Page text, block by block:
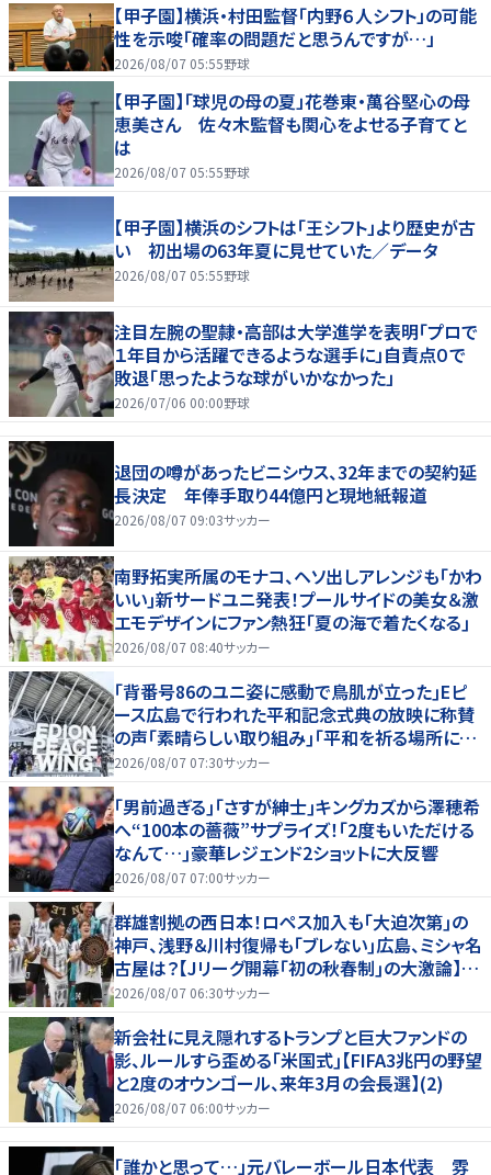
【甲子園】横浜・村田監督「内野６人シフト」の可能
性を示唆「確率の問題だと思うんですが…」
2026/08/07 05:55野球
【甲子園】「球児の母の夏」花巻東・萬谷堅心の母
恵美さん 佐々木監督も関心をよせる子育てと
は
2026/08/07 05:55野球
【甲子園】横浜のシフトは「王シフト」より歴史が古
い 初出場の63年夏に見せていた／データ
2026/08/07 05:55野球
注目左腕の聖隷・高部は大学進学を表明「プロで
１年目から活躍できるような選手に」自責点０で
敗退「思ったような球がいかなかった」
2026/07/06 00:00野球
退団の噂があったビニシウス、32年までの契約延
長決定 年俸手取り44億円と現地紙報道
2026/08/07 09:03サッカー
南野拓実所属のモナコ、ヘソ出しアレンジも｢かわ
いい｣新サードユニ発表！プールサイドの美女＆激
エモデザインにファン熱狂｢夏の海で着たくなる｣
2026/08/07 08:40サッカー
｢背番号86のユニ姿に感動で鳥肌が立った｣Eピ
ース広島で行われた平和記念式典の放映に称賛
の声｢素晴らしい取り組み｣｢平和を祈る場所に相
応しい｣
2026/08/07 07:30サッカー
｢男前過ぎる｣｢さすが紳士｣キングカズから澤穂希
へ“100本の薔薇”サプライズ！｢2度もいただける
なんて…｣豪華レジェンド2ショットに大反響
2026/08/07 07:00サッカー
群雄割拠の西日本！ロペス加入も｢大迫次第｣の
神戸、浅野＆川村復帰も｢ブレない｣広島、ミシャ名
古屋は？【Jリーグ開幕｢初の秋春制｣の大激論】
(2)
2026/08/07 06:30サッカー
新会社に見え隠れするトランプと巨大ファンドの
影、ルールすら歪める｢米国式｣【FIFA3兆円の野望
と2度のオウンゴール、来年3月の会長選】(2)
2026/08/07 06:00サッカー
「誰かと思って…」元バレーボール日本代表 雰